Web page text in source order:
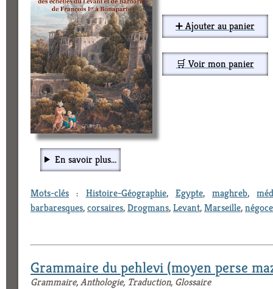
➕ Ajouter au panier
🛒 Voir mon panier
En savoir plus...
Mots-clés : Histoire-Géographie, Egypte,maghreb,
barbaresques,corsaires,Drogmans,Levant,Marseille,négoce
Grammaire du pehlevi (moyen perse
Grammaire, Anthologie, Traduction, Glossaire